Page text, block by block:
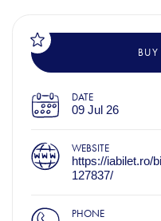
BUY
DATE
09 Jul 26
WEBSITE
https://iabilet.ro/
127837/
PHONE